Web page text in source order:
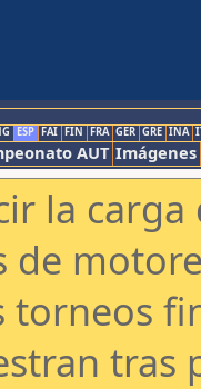
ESP FAI FIN FRA GER GRE INA
AUT Imágenes
la
de
torneos
tras